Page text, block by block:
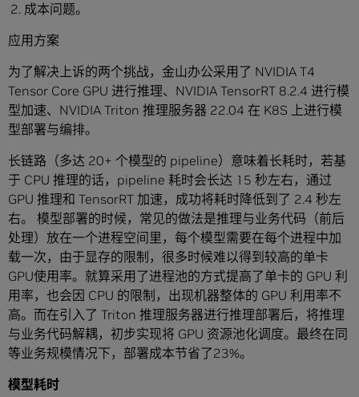
成本问题。
应用方案
为了解决上诉的两个挑战，金山办公采用了 NVIDIA T4
Tensor Core GPU 进行推理、NVIDIA TensorRT 8.2.4 进行模
型加速、NVIDIA Triton 推理服务器 22.04 在 K8S 上进行模
型部署与编排。
长链路（多达 20+ 个模型的 pipeline）意味着长耗时，若基
于 CPU 推理的话，pipeline 耗时会长达 15 秒左右，通过
GPU 推理和 TensorRT 加速，成功将耗时降低到了 2.4 秒左
右。 模型部署的时候，常见的做法是推理与业务代码（前后
处理）放在一个进程空间里，每个模型需要在每个进程中加
载一次，由于显存的限制，很多时候难以得到较高的单卡
GPU使用率。就算采用了进程池的方式提高了单卡的 GPU 利
用率，也会因 CPU 的限制，出现机器整体的 GPU 利用率不
高。而在引入了 Triton 推理服务器进行推理部署后，将推理
与业务代码解耦，初步实现将 GPU 资源池化调度。最终在同
等业务规模情况下，部署成本节省了23%。
模型耗时